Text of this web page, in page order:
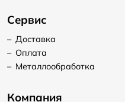
Сервис
– Доставка
– Оплата
– Металлообработка
Компания